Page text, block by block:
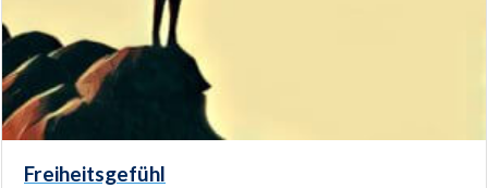
Freiheitsgefühl